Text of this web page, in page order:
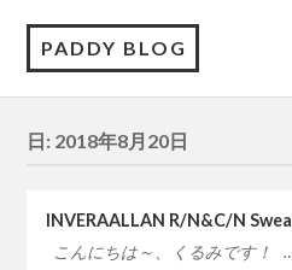
PADDY BLOG
日: 2018年8月20日
INVERAALLAN R/N&C/N
こんにちは～、くるみです！